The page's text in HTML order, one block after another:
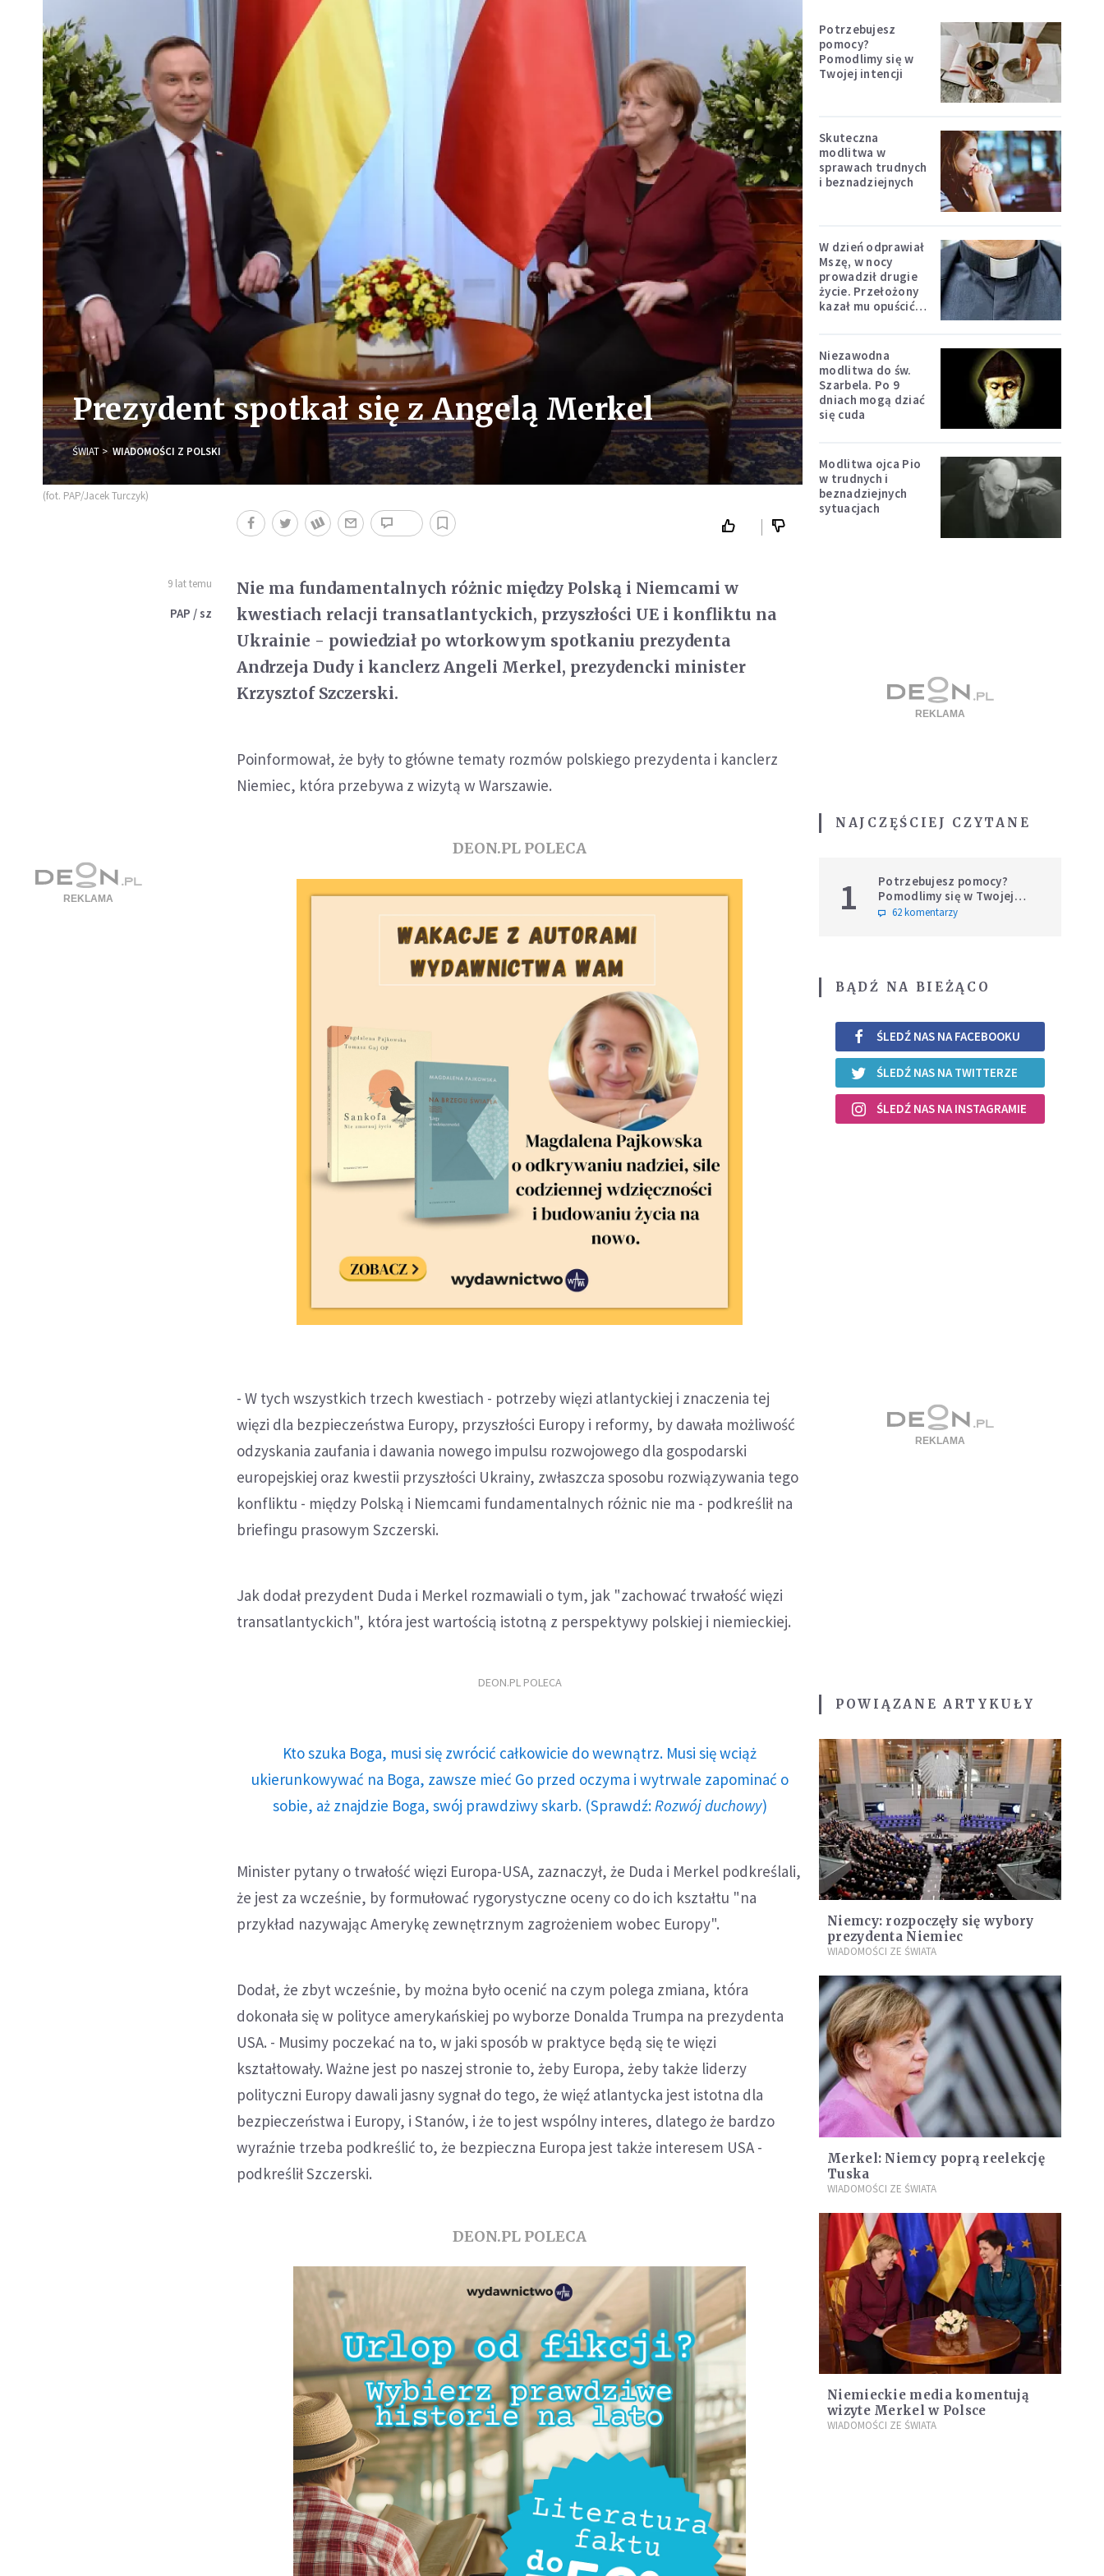
Prezydent spotkał się z Angelą Merkel
ŚWIAT WIADOMOŚCI Z POLSKI
(fot. PAP/Jacek Turczyk)
9 lat temu
PAP / sz
Nie ma fundamentalnych różnic między Polską i Niemcami w
kwestiach relacji transatlantyckich, przyszłości UE i konfliktu na
Ukrainie - powiedział po wtorkowym spotkaniu prezydenta
Andrzeja Dudy i kanclerz Angeli Merkel, prezydencki minister
Krzysztof Szczerski.
Poinformował, że były to główne tematy rozmów polskiego prezydenta i kanclerz
Niemiec, która przebywa z wizytą w Warszawie.
DEON.PL POLECA
- W tych wszystkich trzech kwestiach - potrzeby więzi atlantyckiej i znaczenia tej
więzi dla bezpieczeństwa Europy, przyszłości Europy i reformy, by dawała możliwość
odzyskania zaufania i dawania nowego impulsu rozwojowego dla gospodarski
europejskiej oraz kwestii przyszłości Ukrainy, zwłaszcza sposobu rozwiązywania tego
konfliktu - między Polską i Niemcami fundamentalnych różnic nie ma - podkreślił na
briefingu prasowym Szczerski.
Jak dodał prezydent Duda i Merkel rozmawiali o tym, jak "zachować trwałość więzi
transatlantyckich", która jest wartością istotną z perspektywy polskiej i niemieckiej.
DEON.PL POLECA
Kto szuka Boga, musi się zwrócić całkowicie do wewnątrz. Musi się wciąż
ukierunkowywać na Boga, zawsze mieć Go przed oczyma i wytrwale zapominać o
sobie, aż znajdzie Boga, swój prawdziwy skarb. (Sprawdź: Rozwój duchowy)
Minister pytany o trwałość więzi Europa-USA, zaznaczył, że Duda i Merkel podkreślali,
że jest za wcześnie, by formułować rygorystyczne oceny co do ich kształtu "na
przykład nazywając Amerykę zewnętrznym zagrożeniem wobec Europy".
Dodał, że zbyt wcześnie, by można było ocenić na czym polega zmiana, która
dokonała się w polityce amerykańskiej po wyborze Donalda Trumpa na prezydenta
USA. - Musimy poczekać na to, w jaki sposób w praktyce będą się te więzi
kształtowały. Ważne jest po naszej stronie to, żeby Europa, żeby także liderzy
polityczni Europy dawali jasny sygnał do tego, że więź atlantycka jest istotna dla
bezpieczeństwa i Europy, i Stanów, i że to jest wspólny interes, dlatego że bardzo
wyraźnie trzeba podkreślić to, że bezpieczna Europa jest także interesem USA -
podkreślił Szczerski.
DEON.PL POLECA
Potrzebujesz
pomocy?
Pomodlimy się w
Twojej intencji
Skuteczna
modlitwa w
sprawach trudnych
i beznadziejnych
W dzień odprawiał
Mszę, w nocy
prowadził drugie
życie. Przełożony
kazał mu opuścić
Niezawodna
modlitwa do św.
Szarbela. Po 9
dniach mogą dziać
się cuda
Modlitwa ojca Pio
w trudnych i
beznadziejnych
sytuacjach
NAJCZĘŚCIEJ CZYTANE
1
Potrzebujesz pomocy?
Pomodlimy się w Twojej
intencji
62 komentarzy
BĄDŹ NA BIEŻĄCO
ŚLEDŹ NAS NA FACEBOOKU
ŚLEDŹ NAS NA TWITTERZE
ŚLEDŹ NAS NA INSTAGRAMIE
POWIĄZANE ARTYKUŁY
Niemcy: rozpoczęły się wybory
prezydenta Niemiec
WIADOMOŚCI ZE ŚWIATA
Merkel: Niemcy poprą reelekcję
Tuska
WIADOMOŚCI ZE ŚWIATA
Niemieckie media komentują
wizyte Merkel w Polsce
WIADOMOŚCI ZE ŚWIATA